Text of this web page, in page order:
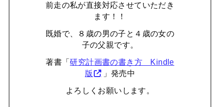
前走の私が直接対応させていただき
ます！！
既婚で、８歳の男の子と４歳の女の
子の父親です。
著書「研究計画書の書き方 Kindle
版
」発売中
よろしくお願いします。